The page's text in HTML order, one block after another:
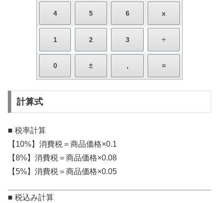
計算式
■ 税率計算
【10%】消費税＝商品価格×0.1
【8%】消費税＝商品価格×0.08
【5%】消費税＝商品価格×0.05
■ 税込み計算